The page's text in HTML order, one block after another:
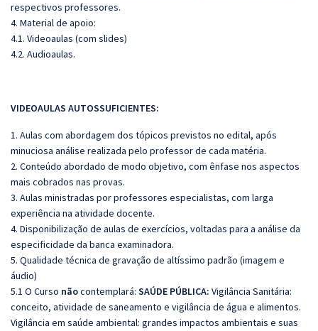
respectivos professores.
4. Material de apoio:
4.1. Videoaulas (com slides)
4.2. Audioaulas.
VIDEOAULAS AUTOSSUFICIENTES:
1. Aulas com abordagem dos tópicos previstos no edital, após
minuciosa análise realizada pelo professor de cada matéria.
2. Conteúdo abordado de modo objetivo, com ênfase nos aspectos
mais cobrados nas provas.
3. Aulas ministradas por professores especialistas, com larga
experiência na atividade docente.
4. Disponibilização de aulas de exercícios, voltadas para a análise da
especificidade da banca examinadora.
5. Qualidade técnica de gravação de altíssimo padrão (imagem e
áudio)
5.1 O Curso nãocontemplará: SAÚDE PÚBLICA: Vigilância Sanitária:
conceito, atividade de saneamento e vigilância de água e alimentos.
Vigilância em saúde ambiental: grandes impactos ambientais e suas